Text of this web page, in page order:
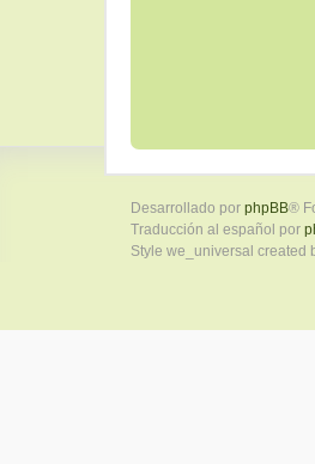
Desarrollado por phpBB®
Traducción al español por
Style we_universal created